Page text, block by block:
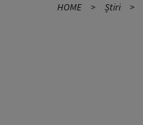
HOME Știri